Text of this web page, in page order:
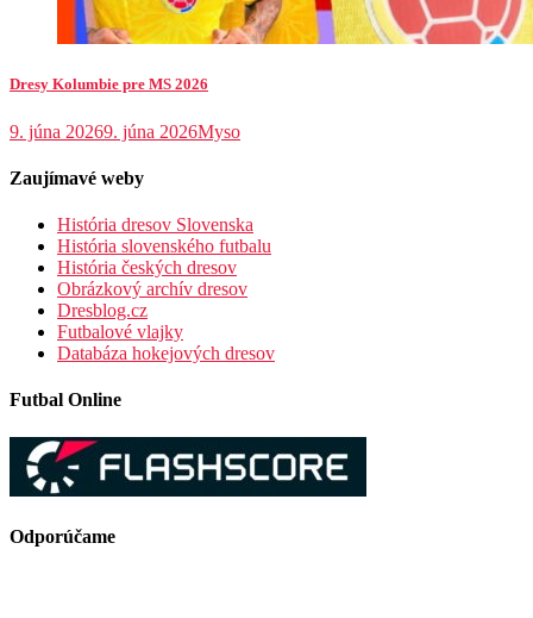
Dresy Kolumbie pre MS 2026
9. júna 20269. júna 2026Myso
Zaujímavé weby
História dresov Slovenska
História slovenského futbalu
História českých dresov
Obrázkový archív dresov
Dresblog.cz
Futbalové vlajky
Databáza hokejových dresov
Futbal Online
Odporúčame